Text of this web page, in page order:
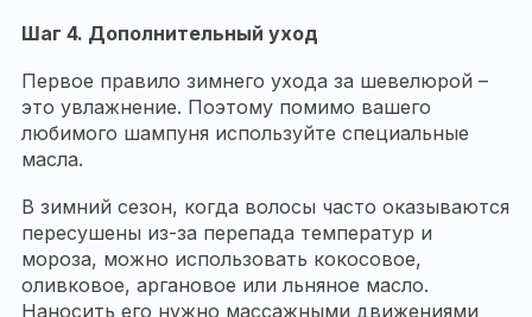
Шаг 4. Дополнительный уход
Первое правило зимнего ухода за шевелюрой –
это увлажнение. Поэтому помимо вашего
любимого шампуня используйте специальные
масла.
В зимний сезон, когда волосы часто оказываются
пересушены из-за перепада температур и
мороза, можно использовать кокосовое,
оливковое, аргановое или льняное масло.
Наносить его нужно массажными движениями